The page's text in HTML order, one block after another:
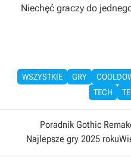
Niechęć graczy do
WSZYSTKIE GRY
TECH
Poradnik Gothic
Najlepsze gry 2025 roku